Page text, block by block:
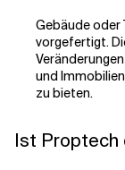
Gebäude oder
vorgefertigt.
und
zu bieten.
Ist Proptech